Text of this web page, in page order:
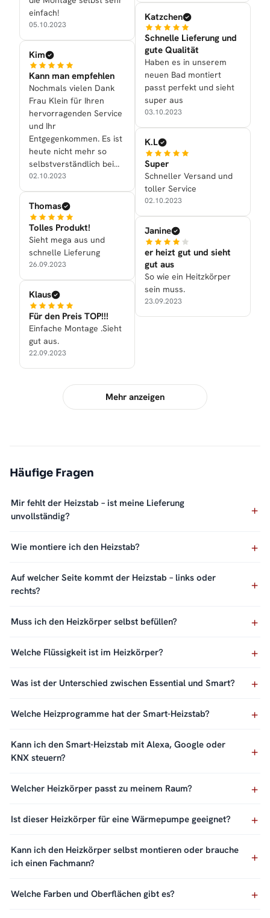
einfach!
05.10.2023
Kim
Kann man empfehlen
Nochmals vielen Dank
Frau Klein für Ihren
hervorragenden Service
und Ihr
Entgegenkommen. Es ist
heute nicht mehr so
selbstverständlich beim
Kauf eines Artikels in
Internet auch dazu noch
einen guten Service zu
bekommen.
02.10.2023
Thomas
Tolles Produkt!
Sieht mega aus und
schnelle Lieferung
26.09.2023
Klaus
Für den Preis TOP!!!
Einfache Montage .Sieht
gut aus.
22.09.2023
Katzchen
Schnelle Lieferung und
gute Qualität
Haben es in unserem
neuen Bad montiert
passt perfekt und sieht
super aus
03.10.2023
K.L
Super
Schneller Versand und
toller Service
02.10.2023
Janine
er heizt gut und sieht
gut aus
So wie ein Heitzkörper
sein muss.
23.09.2023
Mehr anzeigen
Häufige Fragen
Mir fehlt der Heizstab – ist meine Lieferung
unvollständig?
Wie montiere ich den Heizstab?
Auf welcher Seite kommt der Heizstab – links oder
rechts?
Muss ich den Heizkörper selbst befüllen?
Welche Flüssigkeit ist im Heizkörper?
Was ist der Unterschied zwischen Essential und Smart?
Welche Heizprogramme hat der Smart-Heizstab?
Kann ich den Smart-Heizstab mit Alexa, Google oder
KNX steuern?
Welcher Heizkörper passt zu meinem Raum?
Ist dieser Heizkörper für eine Wärmepumpe geeignet?
Kann ich den Heizkörper selbst montieren oder brauche
ich einen Fachmann?
Welche Farben und Oberflächen gibt es?